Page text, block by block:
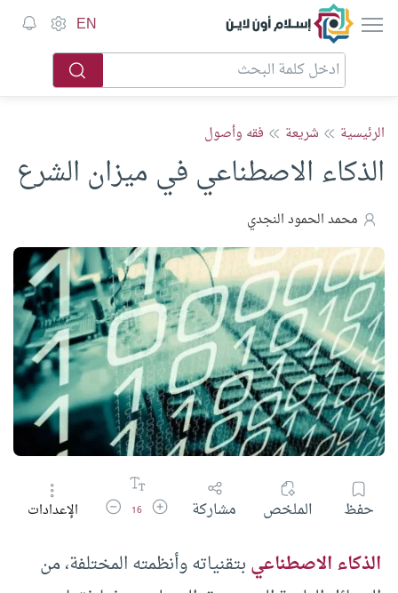
إسلام أون لاين EN
الرئيسية شريعة فقه وأصول
الذكاء الاصطناعي في ميزان الشرع
محمد الحمود النجدي
حفظ الملخص مشاركة زيادة حجم الخط
16 تقليل حجم الخط
الإعدادات
الذكاء الاصطناعيبتقنياته وأنظمته المختلفة، من